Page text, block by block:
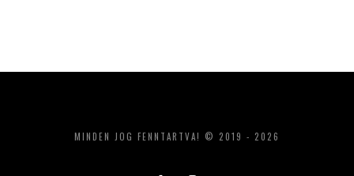
MINDEN JOG FENNTARTVA! © 2019 - 2026